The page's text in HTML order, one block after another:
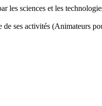
les sciences et les
ses activités (Animateurs